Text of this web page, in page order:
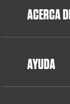
ACERCA
AYUDA